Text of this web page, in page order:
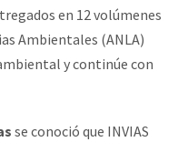
en 12 volúmenes
Ambientales (ANLA)
y continúe con
se conoció que INVIAS